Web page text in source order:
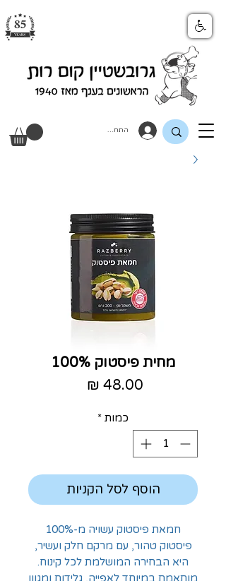
התחבר
מחית פיסטוק 100%
כמות *
הוסף לסל הקניות
חמאת פיסטוק עשויה מ-100%
פיסטוק טהור, עם מרקם חלק ועשיר,
היא הבחירה המושלמת לכל קינוח.
מותאמת במיוחד לאפייה, גלידות ומגוון